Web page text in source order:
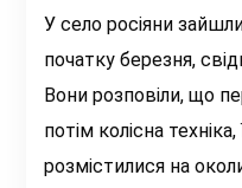
У село росіяни
початку березня,
Вони розповіли, що
потім колісна
розмістилися на